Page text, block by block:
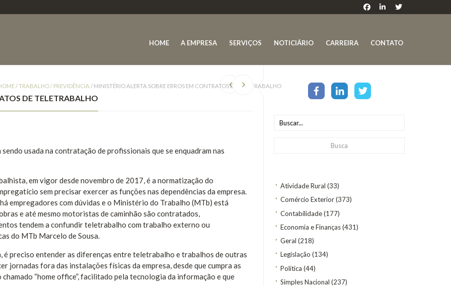
HOME A EMPRESA SERVIÇOS NOTICIÁRIO CARREIRA CONTATO
Atividade Rural (33)
Comércio Exterior(373)
Contabilidade(177)
Economia e Finanças(431)
Geral (218)
Legislação (134)
Política (44)
Simples Nacional (237)
/TRABALHO / PREVIDÊNCIA / MINISTÉRIO ALERTA SOBRE ERROS EM CONTRATOS DE TELETRABALHO
DE TELETRABALHO
usada na contratação de profissionais que se enquadram nas
em vigor desde novembro de 2017, é a normatização do
sem precisar exercer as funções nas dependências da empresa.
empregadores com dúvidas e o Ministério do Trabalho (MTb) está
e até mesmo motoristas de caminhão são contratados,
tendem a confundir teletrabalho com trabalho externo ou
do MTb Marcelo de Sousa.
preciso entender as diferenças entre teletrabalho e trabalhos de outras
jornadas fora das instalações físicas da empresa, desde que cumpra as
“home office”, facilitado pela tecnologia da informação e que